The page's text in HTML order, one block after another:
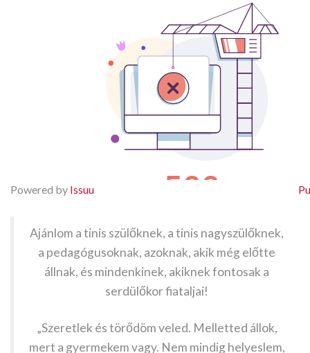
Powered by Issuu
Ajánlom a tinis szülőknek, a tinis nagyszülőknek,
a pedagógusoknak, azoknak, akik még előtte
állnak, és mindenkinek, akiknek fontosak a
serdülőkor fiataljai!
„Szeretlek és törődöm veled. Melletted állok,
mert a gyermekem vagy. Nem mindig helyeslem,